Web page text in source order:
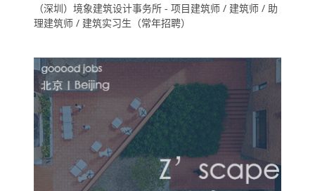
（深圳）境象建筑设计事务所 - 项目建筑师 / 建筑师 / 助
理建筑师 / 建筑实习生（常年招聘）